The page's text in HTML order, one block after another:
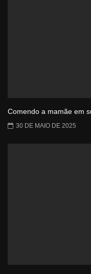
Comendo a mamãe em
30 DE MAIO DE 2025